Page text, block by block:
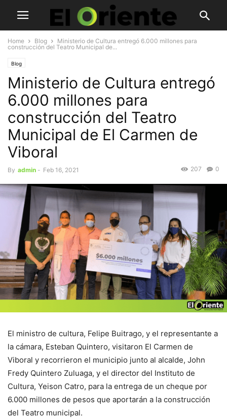
Home Blog
Ministerio de Cultura entregó 6.000 millones para
construcción del Teatro Municipal de...
Blog
Ministerio de Cultura entregó
6.000 millones para
construcción del Teatro
Municipal de El Carmen de
Viboral
By admin - Feb 16, 2021 0
207
El ministro de cultura, Felipe Buitrago, y el representante a
la cámara, Esteban Quintero, visitaron El Carmen de
Viboral y recorrieron el municipio junto al alcalde, John
Fredy Quintero Zuluaga, y el director del Instituto de
Cultura, Yeison Catro, para la entrega de un cheque por
6.000 millones de pesos que aportarán a la construcción
del Teatro municipal.